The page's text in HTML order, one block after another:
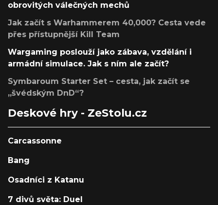
obrovitých válečných mechů
Jak začít s Warhammerem 40,000? Cesta vede
přes přístupnější Kill Team
Wargaming poslouží jako zábava, vzdělání i
armádní simulace. Jak s ním ale začít?
Symbaroum Starter Set – cesta, jak začít se
„švédským DnD“?
Deskové hry - ZeStolu.cz
Carcassonne
Bang
Osadníci z Katanu
7 divů světa: Duel